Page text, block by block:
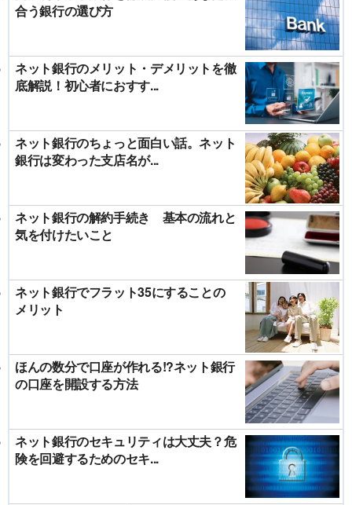
合う銀行の選び方
ネット銀行のメリット・デメリットを徹
底解説！初心者におすす...
ネット銀行のちょっと面白い話。ネット
銀行は変わった支店名が...
ネット銀行の解約手続き 基本の流れと
気を付けたいこと
ネット銀行でフラット35にすることの
メリット
ほんの数分で口座が作れる!?ネット銀行
の口座を開設する方法
ネット銀行のセキュリティは大丈夫？危
険を回避するためのセキ...